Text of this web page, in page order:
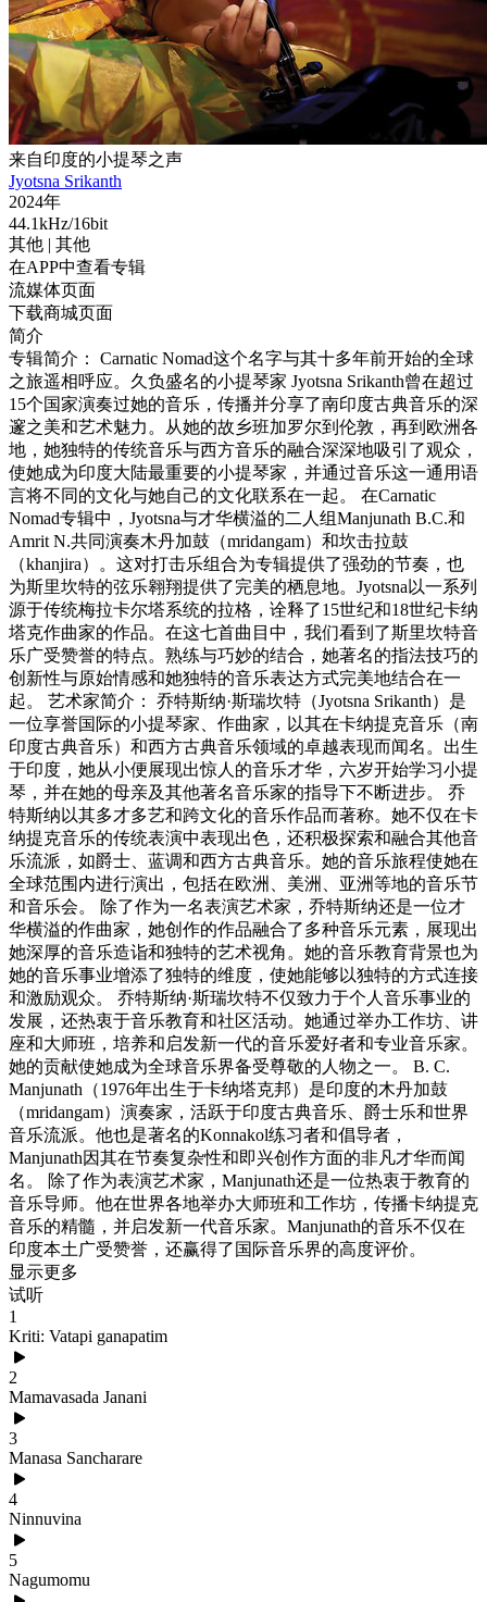
来自印度的小提琴之声
Jyotsna Srikanth
2024年
44.1kHz/16bit
其他 | 其他
在APP中查看专辑
流媒体页面
下载商城页面
简介
专辑简介： Carnatic Nomad这个名字与其十多年前开始的全球
之旅遥相呼应。久负盛名的小提琴家 Jyotsna Srikanth曾在超过
15个国家演奏过她的音乐，传播并分享了南印度古典音乐的深
邃之美和艺术魅力。从她的故乡班加罗尔到伦敦，再到欧洲各
地，她独特的传统音乐与西方音乐的融合深深地吸引了观众，
使她成为印度大陆最重要的小提琴家，并通过音乐这一通用语
言将不同的文化与她自己的文化联系在一起。 在Carnatic
Nomad专辑中，Jyotsna与才华横溢的二人组Manjunath B.C.和
Amrit N.共同演奏木丹加鼓（mridangam）和坎击拉鼓
（khanjira）。这对打击乐组合为专辑提供了强劲的节奏，也
为斯里坎特的弦乐翱翔提供了完美的栖息地。Jyotsna以一系列
源于传统梅拉卡尔塔系统的拉格，诠释了15世纪和18世纪卡纳
塔克作曲家的作品。在这七首曲目中，我们看到了斯里坎特音
乐广受赞誉的特点。熟练与巧妙的结合，她著名的指法技巧的
创新性与原始情感和她独特的音乐表达方式完美地结合在一
起。 艺术家简介： 乔特斯纳·斯瑞坎特（Jyotsna Srikanth）是
一位享誉国际的小提琴家、作曲家，以其在卡纳提克音乐（南
印度古典音乐）和西方古典音乐领域的卓越表现而闻名。出生
于印度，她从小便展现出惊人的音乐才华，六岁开始学习小提
琴，并在她的母亲及其他著名音乐家的指导下不断进步。 乔
特斯纳以其多才多艺和跨文化的音乐作品而著称。她不仅在卡
纳提克音乐的传统表演中表现出色，还积极探索和融合其他音
乐流派，如爵士、蓝调和西方古典音乐。她的音乐旅程使她在
全球范围内进行演出，包括在欧洲、美洲、亚洲等地的音乐节
和音乐会。 除了作为一名表演艺术家，乔特斯纳还是一位才
华横溢的作曲家，她创作的作品融合了多种音乐元素，展现出
她深厚的音乐造诣和独特的艺术视角。她的音乐教育背景也为
她的音乐事业增添了独特的维度，使她能够以独特的方式连接
和激励观众。 乔特斯纳·斯瑞坎特不仅致力于个人音乐事业的
发展，还热衷于音乐教育和社区活动。她通过举办工作坊、讲
座和大师班，培养和启发新一代的音乐爱好者和专业音乐家。
她的贡献使她成为全球音乐界备受尊敬的人物之一。 B. C.
Manjunath（1976年出生于卡纳塔克邦）是印度的木丹加鼓
（mridangam）演奏家，活跃于印度古典音乐、爵士乐和世界
音乐流派。他也是著名的Konnakol练习者和倡导者，
Manjunath因其在节奏复杂性和即兴创作方面的非凡才华而闻
名。 除了作为表演艺术家，Manjunath还是一位热衷于教育的
音乐导师。他在世界各地举办大师班和工作坊，传播卡纳提克
音乐的精髓，并启发新一代音乐家。Manjunath的音乐不仅在
印度本土广受赞誉，还赢得了国际音乐界的高度评价。
显示更多
试听
1
Kriti: Vatapi ganapatim
2
Mamavasada Janani
3
Manasa Sancharare
4
Ninnuvina
5
Nagumomu